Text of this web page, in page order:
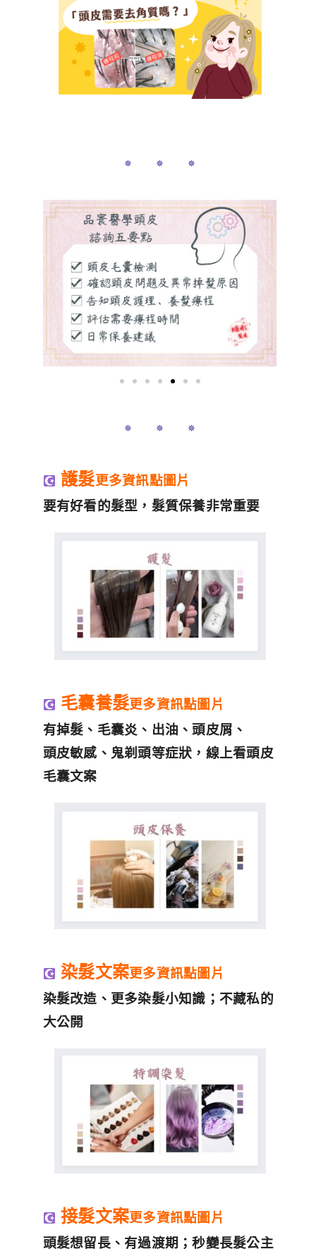
✵ ✵ ✵
✵ ✵ ✵
護髮更多資訊點圖片
要有好看的髮型，髮質保養非常重要
毛囊養髮更多資訊點圖片
有掉髮、毛囊炎、出油、頭皮屑、
頭皮敏感、鬼剃頭等症狀，線上看頭皮
毛囊文案
染髮文案更多資訊點圖片
染髮改造、更多染髮小知識；不藏私的
大公開
接髮文案更多資訊點圖片
頭髮想留長、有過渡期；秒變長髮公主